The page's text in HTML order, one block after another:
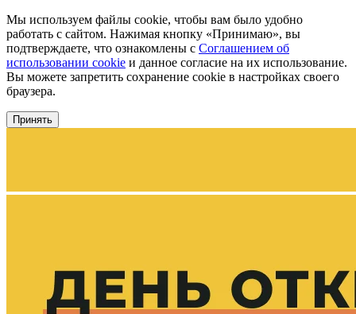
Мы используем файлы cookie, чтобы вам было удобно
работать с сайтом. Нажимая кнопку «Принимаю», вы
подтверждаете, что ознакомлены с Соглашением об
использовании cookie и данное согласие на их использование.
Вы можете запретить сохранение cookie в настройках своего
браузера.
Принять